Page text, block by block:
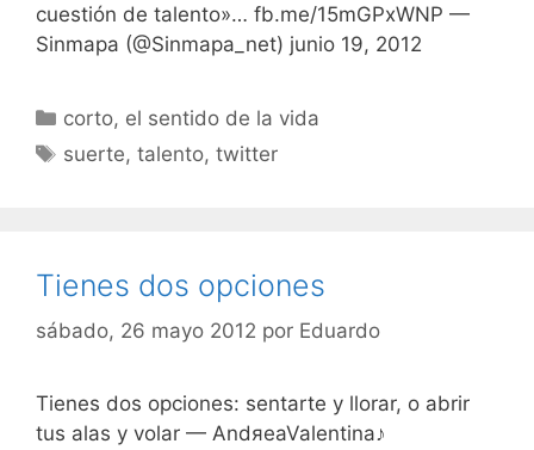
cuestión de talento»… fb.me/15mGPxWNP —
Sinmapa (@Sinmapa_net) junio 19, 2012
Categorías
corto, el sentido de la vida
Etiquetas
suerte,talento,twitter
Tienes dos opciones
sábado, 26 mayo 2012 por Eduardo
Tienes dos opciones: sentarte y llorar, o abrir
tus alas y volar — AndяeaValentina♪